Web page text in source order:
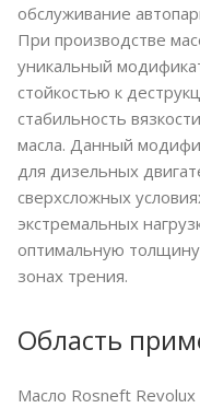
обслуживание
При производстве
уникальный
стойкостью к
стабильность
масла. Данный
для дизельных
сверхсложных
экстремальных
оптимальную
зонах трения.
Область
Масло Rosneft